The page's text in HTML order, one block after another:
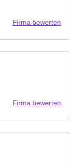
Firma bewerten
Firma bewerten